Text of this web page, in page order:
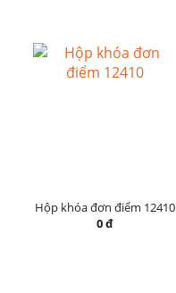
Hộp khóa đơn điểm 12410
0 đ